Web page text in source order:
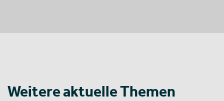
Weitere aktuelle Themen